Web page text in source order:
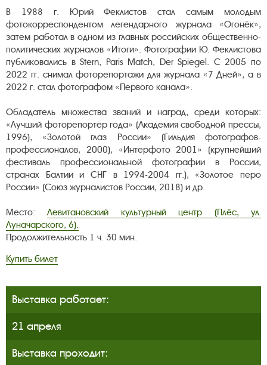
В 1988 г. Юрий Феклистов стал самым молодым
фотокорреспондентом легендарного журнала «Огонёк»,
затем работал в одном из главных российских общественно-
политических журналов «Итоги». Фотографии Ю. Феклистова
публиковались в Stern, Paris Match, Der Spiegel. С 2005 по
2022 гг. снимал фоторепортажи для журнала «7 Дней», а в
2022 г. стал фотографом «Первого канала».
Обладатель множества званий и наград, среди которых:
«Лучший фоторепортёр года» (Академия свободной прессы,
1996), «Золотой глаз России» (Гильдия фотографов-
профессионалов, 2000), «Интерфото 2001» (крупнейший
фестиваль профессиональной фотографии в России,
странах Балтии и СНГ в 1994-2004 гг.), «Золотое перо
России» (Союз журналистов России, 2018) и др.
Место:Левитановский культурный центр (Плёс, ул.
Луначарского, 6).
Продолжительность 1 ч. 30 мин.
Купить билет
Выставка работает:
21 апреля
Выставка проходит: